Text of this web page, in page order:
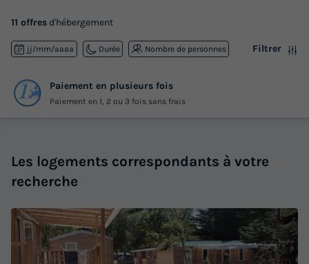
11 offres d'hébergement
jj/mm/aaaa Durée Nombre de personnes Filtrer
Paiement en plusieurs fois
Paiement en 1, 2 ou 3 fois sans frais
Les logements correspondants à votre
recherche